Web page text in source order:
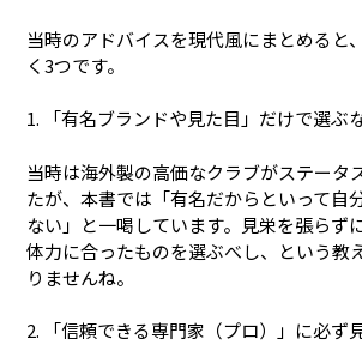
当時のアドバイスを現代風にまとめると
く3つです。
1. 「有名ブランドや見た目」だけで選ぶ
当時は海外製の高価なクラブがステータ
たが、本書では「有名だからといって自
ない」と一喝しています。見栄を張らず
体力に合ったものを選ぶべし、という教
りませんね。
2. 「信頼できる専門家（プロ）」に必ず